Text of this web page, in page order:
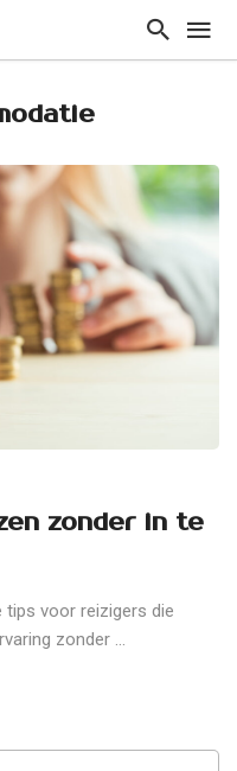
zonder in te
tips voor reizigers die
zonder ...